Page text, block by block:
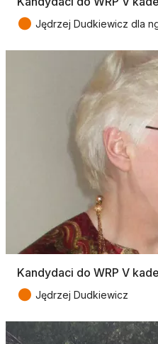
● Jędrzej Dudkiewicz dla
Kandydaci do WRP V
● Jędrzej Dudkiewicz